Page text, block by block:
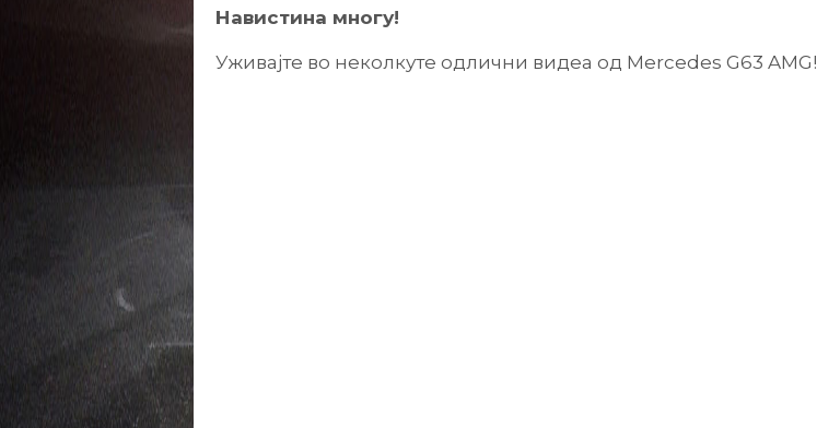
Навистина многу!
Уживајте во неколкуте одлични видеа од Mercedes G63 AMG!